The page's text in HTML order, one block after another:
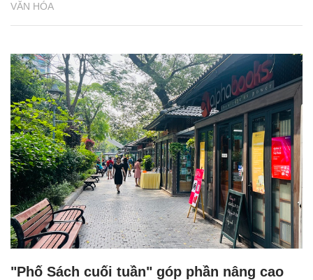
VĂN HÓA
"Phố Sách cuối tuần" góp phần nâng cao